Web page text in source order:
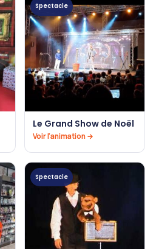
Spectacle
Le Grand Show de Noël
Voir l'animation →
Spectacle